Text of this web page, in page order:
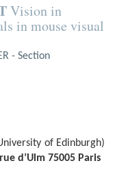
Vision in
in mouse visual
- Section
of Edinburgh)
d’Ulm 75005 Paris